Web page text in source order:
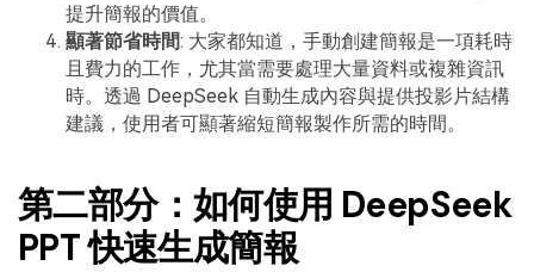
提升簡報的價值。
顯著節省時間: 大家都知道，手動創建簡報是一項耗時
且費力的工作，尤其當需要處理大量資料或複雜資訊
時。透過 DeepSeek 自動生成內容與提供投影片結構
建議，使用者可顯著縮短簡報製作所需的時間。
第二部分：如何使用 DeepSeek
PPT 快速生成簡報